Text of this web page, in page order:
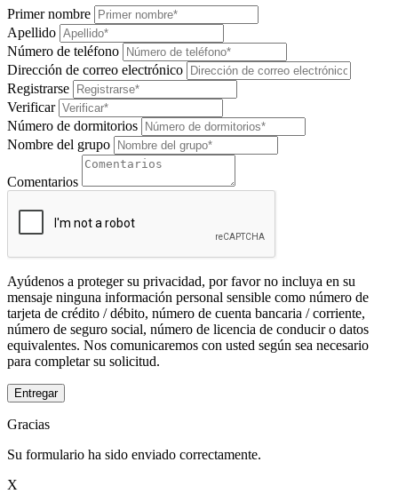
Primer nombre
Apellido
Número de teléfono
Dirección de correo electrónico
Registrarse
Verificar
Número de dormitorios
Nombre del grupo
Comentarios
Ayúdenos a proteger su privacidad, por favor no incluya en su
mensaje ninguna información personal sensible como número de
tarjeta de crédito / débito, número de cuenta bancaria / corriente,
número de seguro social, número de licencia de conducir o datos
equivalentes. Nos comunicaremos con usted según sea necesario
para completar su solicitud.
Entregar
Gracias
Su formulario ha sido enviado correctamente.
X